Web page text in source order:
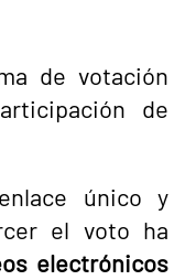
de votación
de
único y
el voto ha
electrónicos